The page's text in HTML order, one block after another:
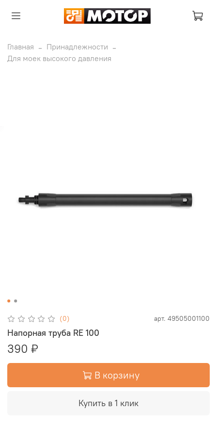
Главная
Принадлежности
Для моек высокого давления
(0) арт. 49505001100
Напорная труба RE 100
390 ₽
В корзину
Купить в 1 клик